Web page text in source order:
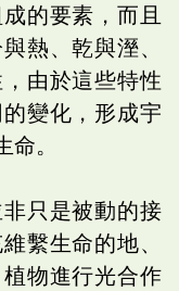
的要素，而且
熱、乾與溼、
由於這些特性
變化，形成宇
。
只是被動的接
繫生命的地、
物進行光合作